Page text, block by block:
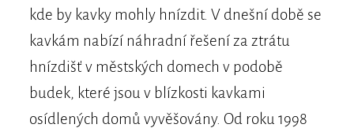
kde by kavky mohly hnízdit. V dnešní době se
kavkám nabízí náhradní řešení za ztrátu
hnízdišť v městských domech v podobě
budek, které jsou v blízkosti kavkami
osídlených domů vyvěšovány. Od roku 1998